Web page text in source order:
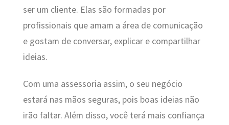
ser um cliente. Elas são formadas por
profissionais que amam a área de comunicação
e gostam de conversar, explicar e compartilhar
ideias.
Com uma assessoria assim, o seu negócio
estará nas mãos seguras, pois boas ideias não
irão faltar. Além disso, você terá mais confiança